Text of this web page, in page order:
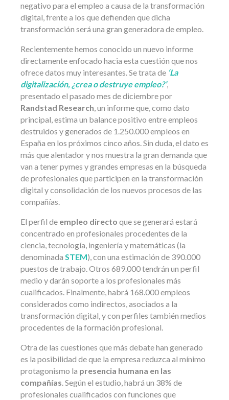
negativo para el empleo a causa de la transformación
digital, frente a los que defienden que dicha
transformación será una gran generadora de empleo.
Recientemente hemos conocido un nuevo informe
directamente enfocado hacia esta cuestión que nos
ofrece datos muy interesantes. Se trata de ‘La
digitalización, ¿crea o destruye empleo?’,
presentado el pasado mes de diciembre por
Randstad Research, un informe que, como dato
principal, estima un balance positivo entre empleos
destruidos y generados de 1.250.000 empleos en
España en los próximos cinco años. Sin duda, el dato es
más que alentador y nos muestra la gran demanda que
van a tener pymes y grandes empresas en la búsqueda
de profesionales que participen en la transformación
digital y consolidación de los nuevos procesos de las
compañías.
El perfil de empleo directo que se generará estará
concentrado en profesionales procedentes de la
ciencia, tecnología, ingeniería y matemáticas (la
denominada STEM), con una estimación de 390.000
puestos de trabajo. Otros 689.000 tendrán un perfil
medio y darán soporte a los profesionales más
cualificados. Finalmente, habrá 168.000 empleos
considerados como indirectos, asociados a la
transformación digital, y con perfiles también medios
procedentes de la formación profesional.
Otra de las cuestiones que más debate han generado
es la posibilidad de que la empresa reduzca al mínimo
protagonismo la presencia humana en las
compañías. Según el estudio, habrá un 38% de
profesionales cualificados con funciones que